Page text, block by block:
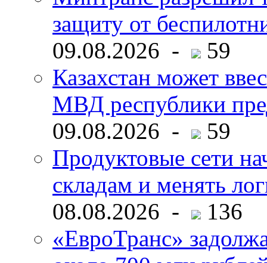
защиту от
09.08.2026 -
59
Казахстан может
МВД республики
09.08.2026 -
59
Продуктовые сети
складам и менять
08.08.2026 -
136
«ЕвроТранс»